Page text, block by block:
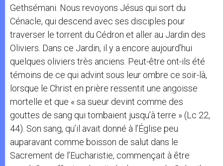
Gethsémani. Nous revoyons Jésus qui sort du
Cénacle, qui descend avec ses disciples pour
traverser le torrent du Cédron et aller au Jardin des
Oliviers. Dans ce Jardin, il y a encore aujourd’hui
quelques oliviers très anciens. Peut-être ont-ils été
témoins de ce qui advint sous leur ombre ce soir-là,
lorsque le Christ en prière ressentit une angoisse
mortelle et que « sa sueur devint comme des
gouttes de sang qui tombaient jusqu’à terre » (Lc 22,
44). Son sang, qu’il avait donné à l’Église peu
auparavant comme boisson de salut dans le
Sacrement de l’Eucharistie, commençait à être